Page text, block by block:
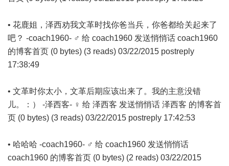
• 花鹿姐，泽西劝我文革时找你爸当兵，你爸都给关起来了
吧？ -coach1960- ♂ 给 coach1960 发送悄悄话 coach1960
的博客首页 (0 bytes) (3 reads) 03/22/2015 postreply
17:38:49
• 文革时你太小，文革后期应该出来了。我的主意没错
儿。：） -泽西客- ♀ 给 泽西客 发送悄悄话 泽西客 的博客首
页 (0 bytes) (3 reads) 03/22/2015 postreply 17:42:53
• 哈哈哈 -coach1960- ♂ 给 coach1960 发送悄悄话
coach1960 的博客首页 (0 bytes) (2 reads) 03/22/2015